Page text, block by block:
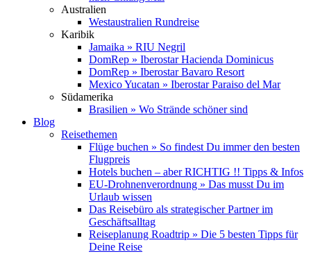
Australien
Westaustralien Rundreise
Karibik
Jamaika » RIU Negril
DomRep » Iberostar Hacienda Dominicus
DomRep » Iberostar Bavaro Resort
Mexico Yucatan » Iberostar Paraiso del Mar
Südamerika
Brasilien » Wo Strände schöner sind
Blog
Reisethemen
Flüge buchen » So findest Du immer den besten
Flugpreis
Hotels buchen – aber RICHTIG !! Tipps & Infos
EU-Drohnenverordnung » Das musst Du im
Urlaub wissen
Das Reisebüro als strategischer Partner im
Geschäftsalltag
Reiseplanung Roadtrip » Die 5 besten Tipps für
Deine Reise